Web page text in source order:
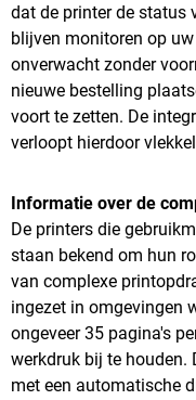
dat de printer de status
blijven monitoren op
onverwacht zonder
nieuwe bestelling
voort te zetten. De
verloopt hierdoor
Informatie over de
De printers die
staan bekend om hun
van complexe
ingezet in omgevingen
ongeveer 35 pagina's
werkdruk bij te houden.
met een automatische